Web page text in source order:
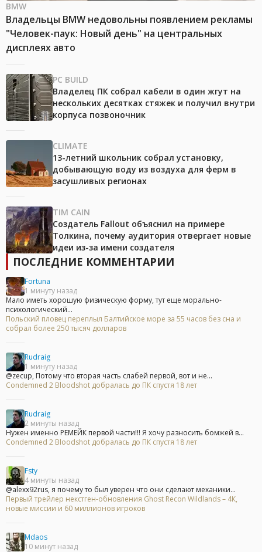
BMW
Владельцы BMW недовольны появлением рекламы
"Человек-паук: Новый день" на центральных
дисплеях авто
PC BUILD
Владелец ПК собрал кабели в один жгут на
нескольких десятках стяжек и получил внутри
корпуса позвоночник
CLIMATE
13-летний школьник собрал установку,
добывающую воду из воздуха для ферм в
засушливых регионах
TIM CAIN
Создатель Fallout объяснил на примере
Толкина, почему аудитория отвергает новые
идеи из-за имени создателя
ПОСЛЕДНИЕ КОММЕНТАРИИ
Fortuna
1 минуту назад
Мало иметь хорошую физическую форму, тут еще морально-
психологический...
Польский пловец переплыл Балтийское море за 55 часов без сна и
собрал более 250 тысяч долларов
Rudraig
1 минуту назад
@zecup, Потому что вторая часть слабей первой, вот и не...
Condemned 2 Bloodshot добралась до ПК спустя 18 лет
Rudraig
2 минуты назад
Нужен именно РЕМЕЙК первой части!!! Я хочу разносить бомжей в...
Condemned 2 Bloodshot добралась до ПК спустя 18 лет
Fsty
4 минуты назад
@alexx92rus, я почему то был уверен что они сделают механики...
Первый трейлер некстген-обновления Ghost Recon Wildlands – 4К,
новые миссии и 60 миллионов игроков
Mdaos
10 минут назад